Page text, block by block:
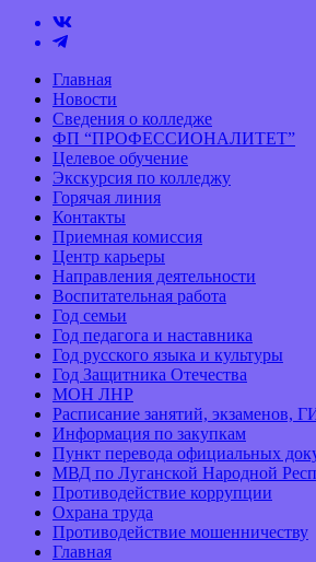
Главная
Новости
Сведения о колледже
ФП “ПРОФЕССИОНАЛИТЕТ”
Целевое обучение
Экскурсия по колледжу
Горячая линия
Контакты
Приемная комиссия
Центр карьеры
Направления деятельности
Воспитательная работа
Год семьи
Год педагога и наставника
Год русского языка и культуры
Год Защитника Отечества
МОН ЛНР
Расписание занятий, экзаменов,
Информация по закупкам
Пункт перевода официальных
МВД по Луганской Народной
Противодействие коррупции
Охрана труда
Противодействие мошенничеству
Главная